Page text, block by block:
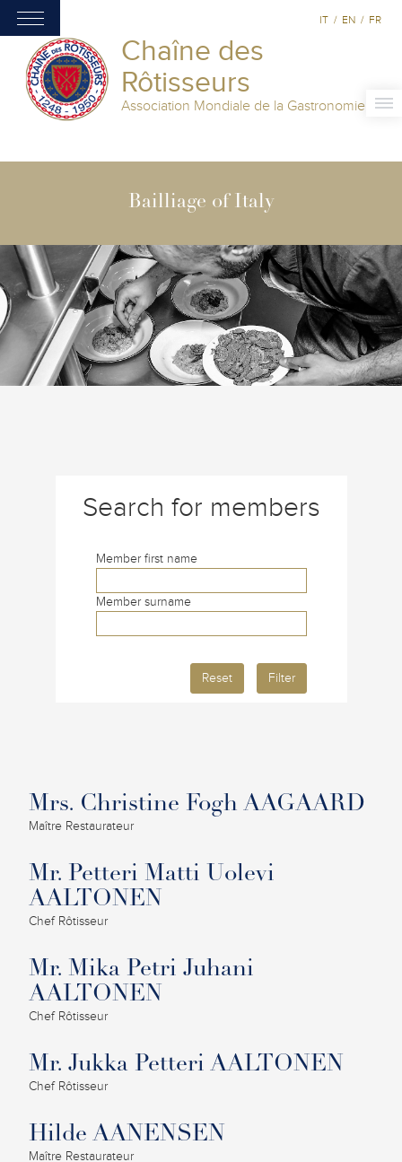
Chaîne des
Rôtisseurs
Association Mondiale de la Gastronomie
IT / EN / FR
Bailliage of Italy
Search for members
Member first name
Member surname
Reset Filter
Mrs. Christine Fogh AAGAARD
Maître Restaurateur
Mr. Petteri Matti Uolevi
AALTONEN
Chef Rôtisseur
Mr. Mika Petri Juhani
AALTONEN
Chef Rôtisseur
Mr. Jukka Petteri AALTONEN
Chef Rôtisseur
Hilde AANENSEN
Maître Restaurateur